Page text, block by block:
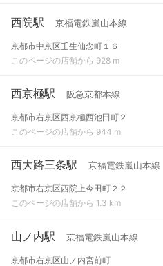
西院駅 京福電鉄嵐山本線
京都市中京区壬生仙念町１６
このページの店舗から 928 m
西京極駅 阪急京都本線
京都市右京区西京極西池田町２
このページの店舗から 944 m
西大路三条駅 京福電鉄嵐山本線
京都市右京区西院上今田町２２
このページの店舗から 1.3 km
山ノ内駅 京福電鉄嵐山本線
京都市右京区山ノ内宮前町